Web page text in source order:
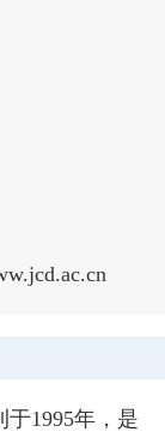
于1995年，是